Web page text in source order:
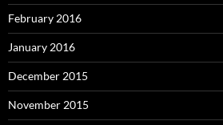
February 2016
January 2016
December 2015
November 2015